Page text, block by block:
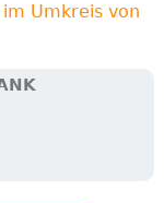
Umkreis von